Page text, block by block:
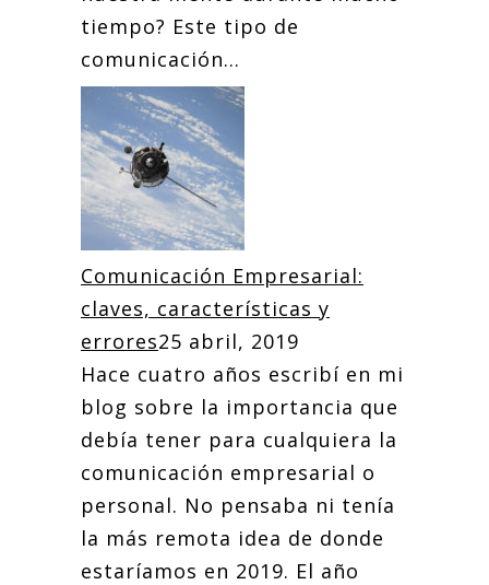
tiempo? Este tipo de
comunicación...
Comunicación Empresarial:
claves, características y
errores25 abril, 2019
Hace cuatro años escribí en mi
blog sobre la importancia que
debía tener para cualquiera la
comunicación empresarial o
personal. No pensaba ni tenía
la más remota idea de donde
estaríamos en 2019. El año